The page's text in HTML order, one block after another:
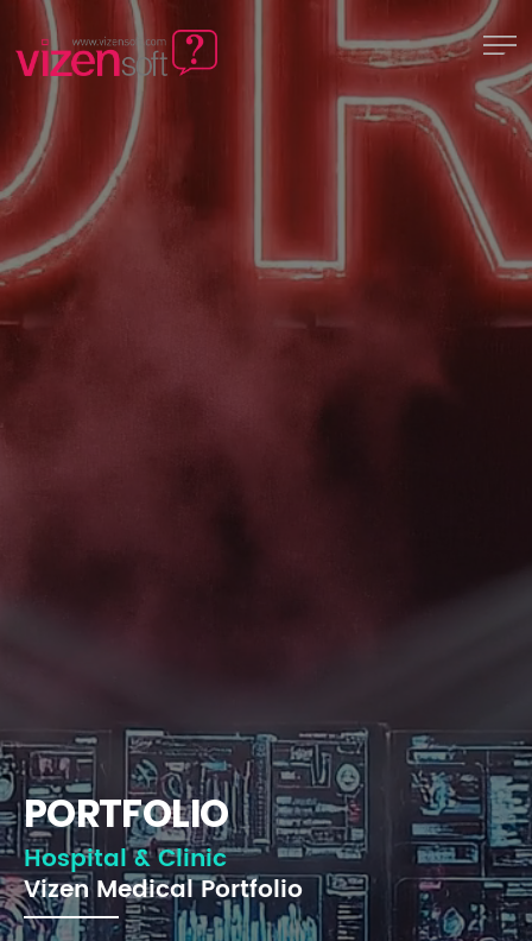
PORTFOLIO
Hospital & Clinic
Vizen Medical Portfolio